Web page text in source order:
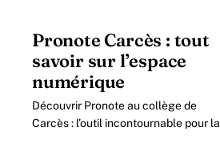
Pronote Carcès : tout
savoir sur l’espace
numérique
Découvrir Pronote au collège de
Carcès : l’outil incontournable pour la